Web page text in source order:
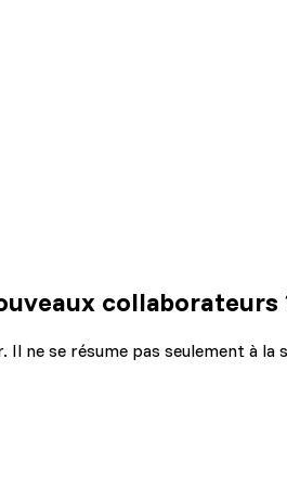
collaborateurs
ne se résume pas seulement à